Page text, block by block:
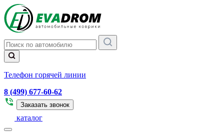
Телефон горячей линии
8 (499) 677-60-62
Заказать звонок
каталог